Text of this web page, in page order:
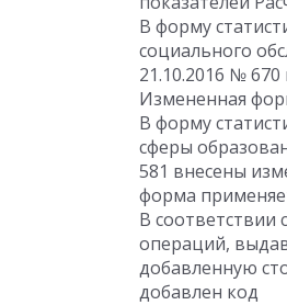
В форму
социального
21.10.2016 №
Измененная
В форму
сферы
581 внесены
форма
В соответствии
операций,
добавленную
добавлен код